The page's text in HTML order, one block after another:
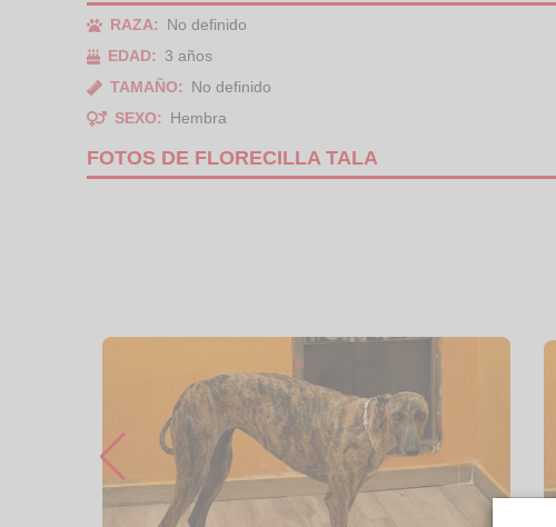
RAZA:
No definido
EDAD:
3 años
TAMAÑO:
No definido
SEXO:
Hembra
FOTOS DE FLORECILLA TALA